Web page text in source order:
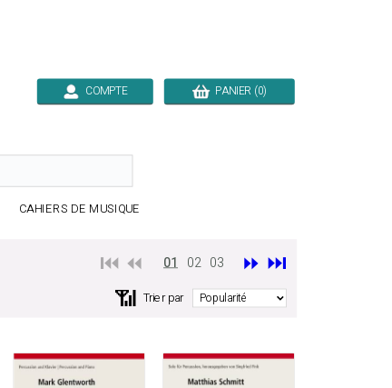
COMPTE PANIER (0)
CAHIERS DE MUSIQUE
⏮️ ⏪ 01 02 03 ⏩ ⏭️
📶 Trier par